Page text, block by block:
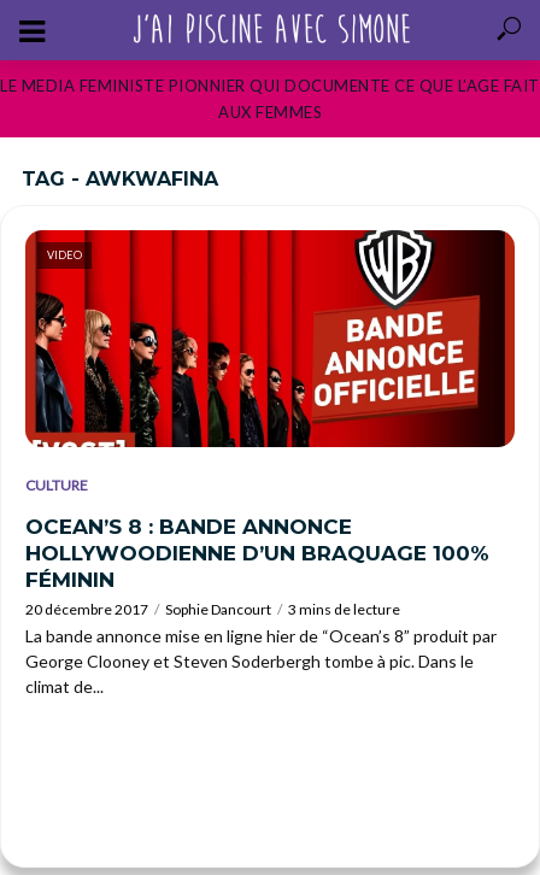
LE MEDIA FEMINISTE PIONNIER QUI DOCUMENTE CE QUE L’AGE FAIT
AUX FEMMES
TAG - AWKWAFINA
VIDEO
CULTURE
OCEAN’S 8 : BANDE ANNONCE
HOLLYWOODIENNE D’UN BRAQUAGE 100%
FÉMININ
20 décembre 2017 Sophie Dancourt 3 mins de lecture
La bande annonce mise en ligne hier de “Ocean’s 8” produit par
George Clooney et Steven Soderbergh tombe à pic. Dans le
climat de...